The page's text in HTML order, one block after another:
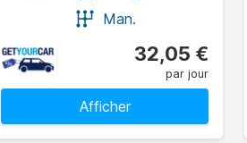
Man.
32,05 €
par jour
Afficher